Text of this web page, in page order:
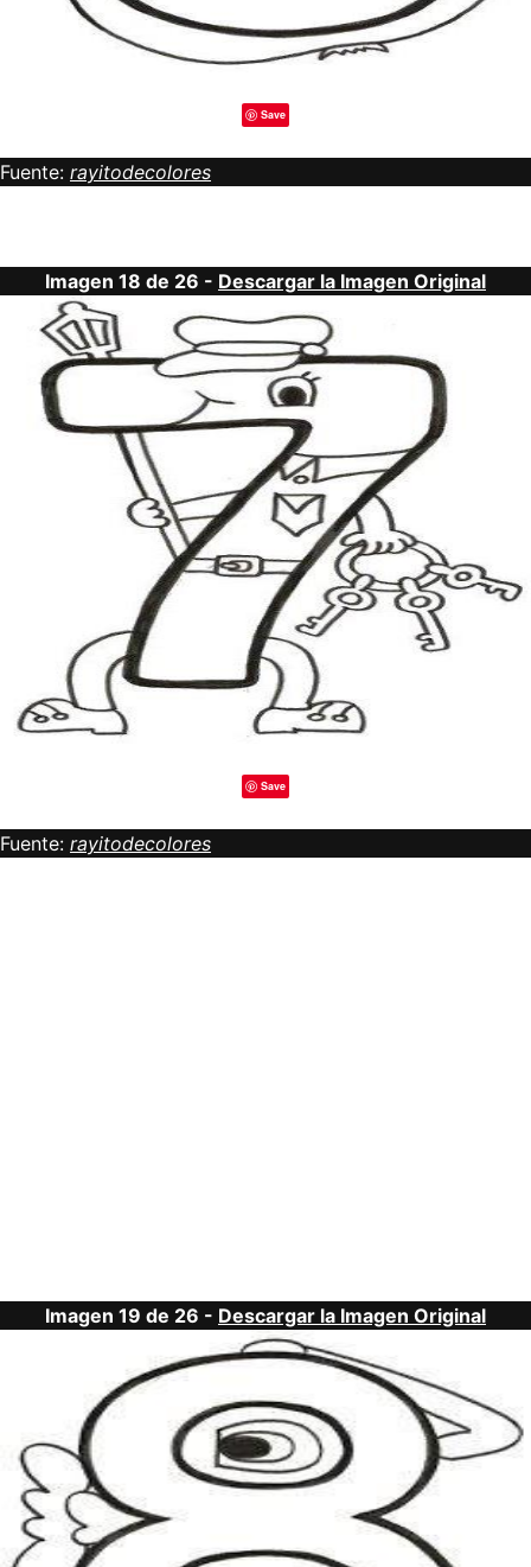
Save
Fuente: rayitodecolores
Imagen 18 de 26 - Descargar la Imagen Original
Save
Fuente: rayitodecolores
Imagen 19 de 26 - Descargar la Imagen Original